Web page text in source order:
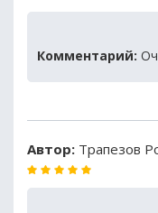
Комментарий:
Автор: Трапезов